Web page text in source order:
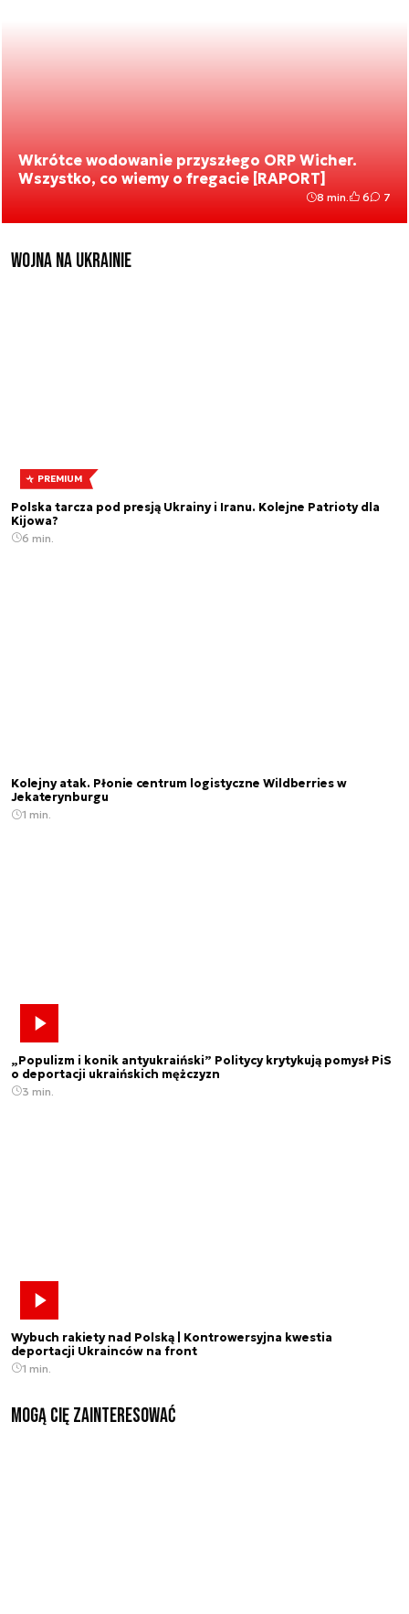
Wkrótce wodowanie przyszłego ORP Wicher.
Wszystko, co wiemy o fregacie [RAPORT]
8 min. 6 7
Wojna na Ukrainie
PREMIUM
Polska tarcza pod presją Ukrainy i Iranu. Kolejne Patrioty dla
Kijowa?
6 min.
Kolejny atak. Płonie centrum logistyczne Wildberries w
Jekaterynburgu
1 min.
„Populizm i konik antyukraiński” Politycy krytykują pomysł PiS
o deportacji ukraińskich mężczyzn
3 min.
Wybuch rakiety nad Polską | Kontrowersyjna kwestia
deportacji Ukrainców na front
1 min.
Mogą Cię zainteresować